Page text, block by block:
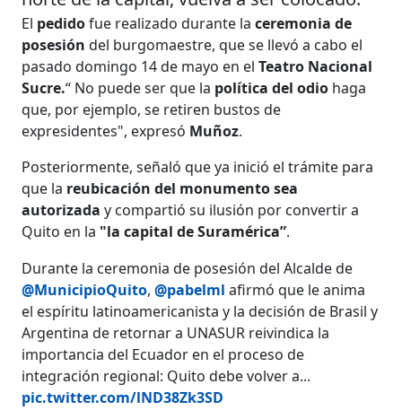
El pedidofue realizado durante laceremonia de
posesión del burgomaestre, que se llevó a cabo el
pasado domingo 14 de mayo en elTeatro Nacional
Sucre.“ No puede ser que la política del odio haga
que, por ejemplo, se retiren bustos de
expresidentes", expresó Muñoz.
Posteriormente, señaló que ya inició el trámite para
que la reubicación del monumento sea
autorizaday compartió su ilusión por convertir a
Quito en la "la capital de Suramérica”.
Durante la ceremonia de posesión del Alcalde de
@MunicipioQuito,@pabelml afirmó que le anima
el espíritu latinoamericanista y la decisión de Brasil y
Argentina de retornar a UNASUR reivindica la
importancia del Ecuador en el proceso de
integración regional: Quito debe volver a...
pic.twitter.com/lND38Zk3SD